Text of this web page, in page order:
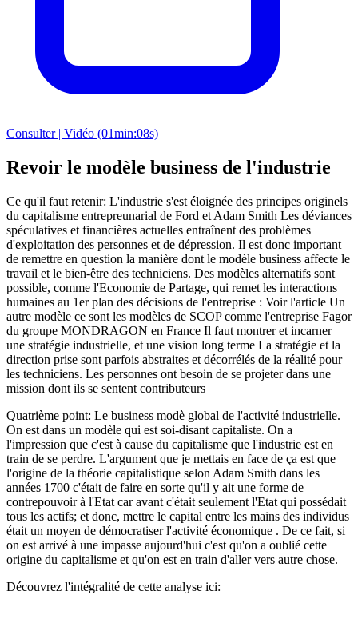
Consulter | Vidéo (01min:08s)
Revoir le modèle business de l'industrie
Ce qu'il faut retenir: L'industrie s'est éloignée des principes originels
du capitalisme entrepreunarial de Ford et Adam Smith Les déviances
spéculatives et financières actuelles entraînent des problèmes
d'exploitation des personnes et de dépression. Il est donc important
de remettre en question la manière dont le modèle business affecte le
travail et le bien-être des techniciens. Des modèles alternatifs sont
possible, comme l'Economie de Partage, qui remet les interactions
humaines au 1er plan des décisions de l'entreprise : Voir l'article Un
autre modèle ce sont les modèles de SCOP comme l'entreprise Fagor
du groupe MONDRAGON en France Il faut montrer et incarner
une stratégie industrielle, et une vision long terme La stratégie et la
direction prise sont parfois abstraites et décorrélés de la réalité pour
les techniciens. Les personnes ont besoin de se projeter dans une
mission dont ils se sentent contributeurs
Quatrième point: Le business modè global de l'activité industrielle.
On est dans un modèle qui est soi-disant capitaliste. On a
l'impression que c'est à cause du capitalisme que l'industrie est en
train de se perdre. L'argument que je mettais en face de ça est que
l'origine de la théorie capitalistique selon Adam Smith dans les
années 1700 c'était de faire en sorte qu'il y ait une forme de
contrepouvoir à l'Etat car avant c'était seulement l'Etat qui possédait
tous les actifs; et donc, mettre le capital entre les mains des individus
était un moyen de démocratiser l'activité économique . De ce fait, si
on est arrivé à une impasse aujourd'hui c'est qu'on a oublié cette
origine du capitalisme et qu'on est en train d'aller vers autre chose.
Découvrez l'intégralité de cette analyse ici: